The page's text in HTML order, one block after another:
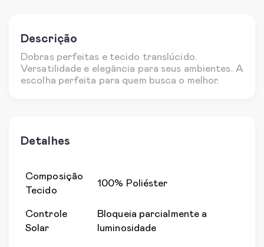
Descrição
Dobras perfeitas e tecido translúcido.
Versatilidade e elegância para seus ambientes. A
escolha perfeita para quem busca o melhor.
Detalhes
Composição
Tecido
100% Poliéster
Controle
Solar
Bloqueia parcialmente a
luminosidade